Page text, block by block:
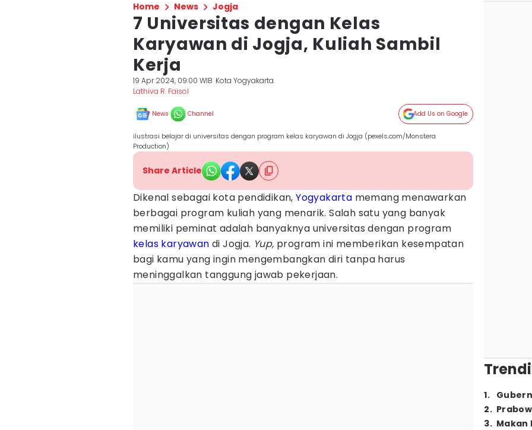
Home News Jogja
7 Universitas dengan Kelas
Karyawan di Jogja, Kuliah Sambil
Kerja
19 Apr 2024, 09:00 WIB Kota Yogyakarta
Lathiva R. Faisol
News Channel Add Us on Google
ilustrasi belajar di universitas dengan program kelas karyawan di Jogja (pexels.com/Monstera
Production)
Share Article
Dikenal sebagai kota pendidikan,Yogyakarta memang menawarkan
berbagai program kuliah yang menarik. Salah satu yang banyak
memiliki peminat adalah banyaknya universitas dengan program
kelas karyawan di Jogja. Yup, program ini memberikan kesempatan
bagi kamu yang ingin mengembangkan diri tanpa harus
meninggalkan tanggung jawab pekerjaan.
1.
2.
3. Makan